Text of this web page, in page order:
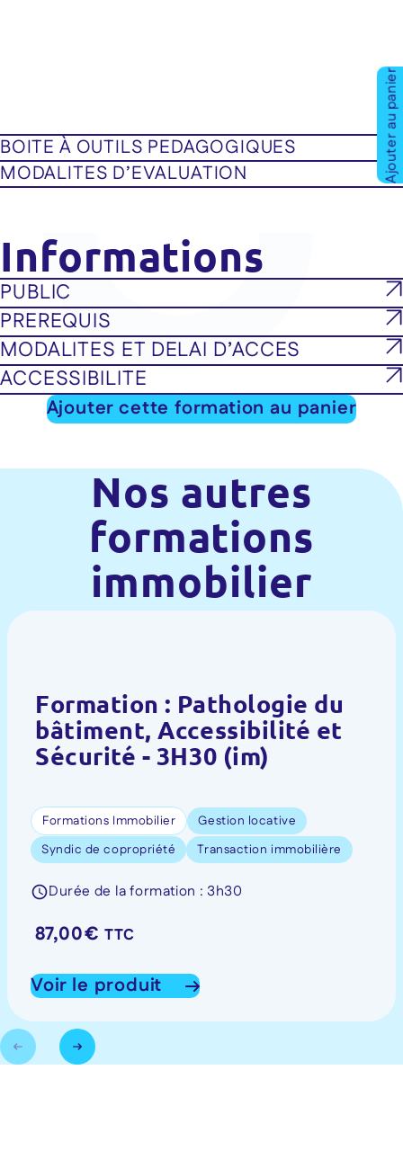
Ajouter au panier
BOITE À OUTILS PEDAGOGIQUES
MODALITES D’EVALUATION
Informations
PUBLIC
PREREQUIS
MODALITES ET DELAI D’ACCES
ACCESSIBILITE
Ajouter cette formation au panier
Nos autres
formations
immobilier
Formation : Pathologie du
bâtiment, Accessibilité et
Sécurité - 3H30 (im)
Formations Immobilier
Gestion locative
Syndic de copropriété
Transaction immobilière
Durée de la formation : 3h30
87,00€ TTC
Voir le produit